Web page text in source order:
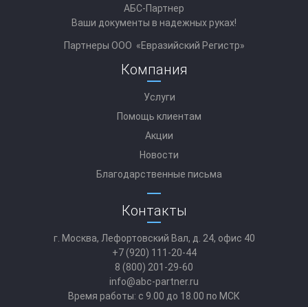
АБС-Партнер
Ваши документы в надежных руках!
Партнеры ООО «Евразийский Регистр»
Компания
Услуги
Помощь клиентам
Акции
Новости
Благодарственные письма
Контакты
г. Москва, Лефортовский Вал, д. 24, офис 40
+7 (920) 111-20-44
8 (800) 201-29-60
info@abc-partner.ru
Время работы: с 9.00 до 18.00 по МСК